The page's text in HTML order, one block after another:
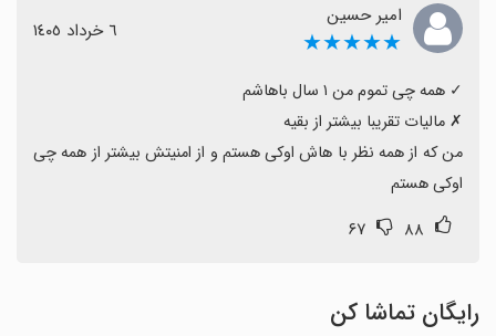
امیر حسین
★★★★★ ٦ خرداد ١٤٠٥
اوکی هستم
۸۸ ۶۷
رایگان تماشا کن